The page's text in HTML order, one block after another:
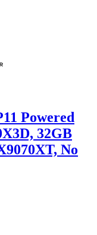
Powered
32GB
No